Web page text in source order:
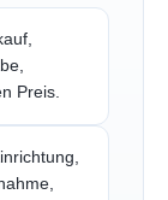
Preis.